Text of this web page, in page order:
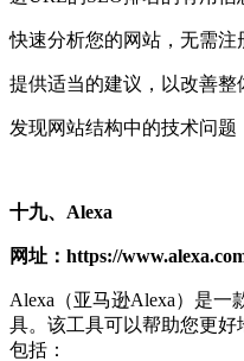
快速分析您的网站，无需注
提供适当的建议，以改善整
发现网站结构中的技术问题
十九、Alexa
网址：https://
Alexa（亚马逊Alexa）是一
具。该工具可以帮助您更
包括：